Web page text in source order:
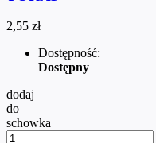
2,55 zł
Dostępność:
Dostępny
dodaj
do
schowka